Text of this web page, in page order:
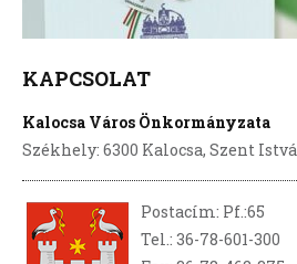
KAPCSOLAT
Kalocsa Város Önkormányzata
Székhely: 6300 Kalocsa, Szent
Postacím: Pf.:65
Tel.: 36-78-601-300